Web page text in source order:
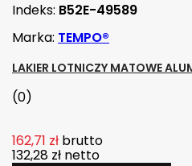
Indeks: B52E-49589
Marka: TEMPO®
LAKIER LOTNICZY MATOWE
(0)
162,71 zł brutto
132,28 zł netto